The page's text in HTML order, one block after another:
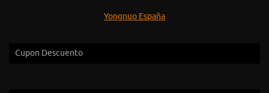
Yongnuo España
Cupon Descuento